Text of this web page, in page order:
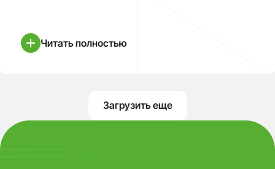
Читать полностью
Загрузить еще